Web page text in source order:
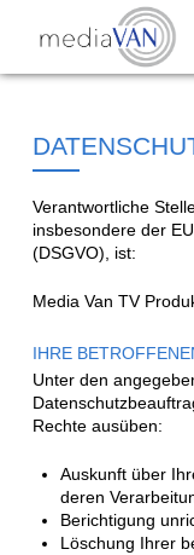
Verantwortliche
insbesondere der
(DSGVO), ist:
Media Van TV
IHRE
Unter den
Rechte ausüben:
Auskunft über
deren
Berichtigung
Löschung Ihrer